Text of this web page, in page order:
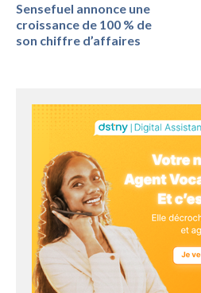
Sensefuel annonce une
croissance de 100 % de
son chiffre d’affaires